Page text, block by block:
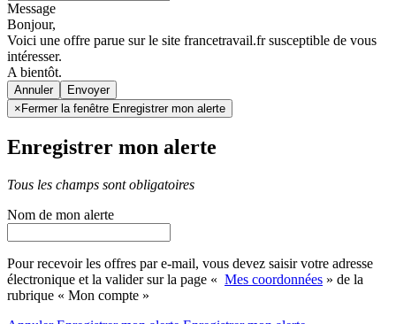
Message
Bonjour,
Voici une offre parue sur le site francetravail.fr susceptible de vous
intéresser.
A bientôt.
Annuler
× Fermer la fenêtre Enregistrer mon alerte
Enregistrer mon alerte
Tous les champs sont obligatoires
Nom de mon alerte
Pour recevoir les offres par e-mail, vous devez saisir votre adresse
électronique et la valider sur la page « Mes coordonnées » de la
rubrique « Mon compte »